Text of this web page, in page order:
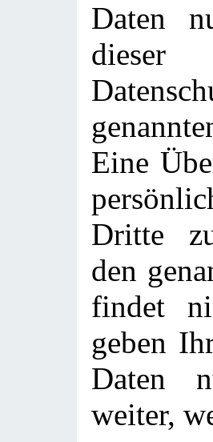
Daten
dieser
Eine
Dritte
den
findet
geben
Daten
weiter,